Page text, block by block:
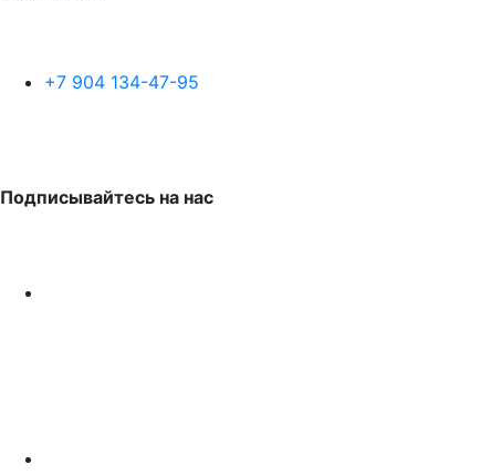
+7 904 134-47-95
Подписывайтесь на нас